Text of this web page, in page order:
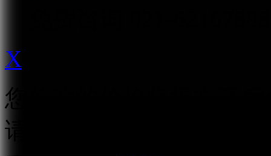
X
您修改的价格将提交至
请耐心等待